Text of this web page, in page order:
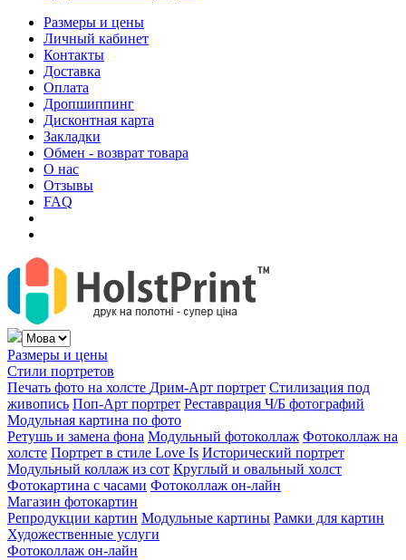
Размеры и цены
Личный кабинет
Контакты
Доставка
Оплата
Дропшиппинг
Дисконтная карта
Закладки
Обмен - возврат товара
О нас
Отзывы
FAQ
Размеры и цены
Стили портретов
Печать фото на холсте Дрим-Арт портрет Стилизация под
живопись Поп-Арт портрет Реставрация Ч/Б фотографий
Модульная картина по фото
Ретушь и замена фона Модульный фотоколлаж Фотоколлаж на
холсте Портрет в стиле Love Is Исторический портрет
Модульный коллаж из сот Круглый и овальный холст
Фотокартина с часами Фотоколлаж он-лайн
Магазин фотокартин
Репродукции картин Модульные картины Рамки для картин
Художественные услуги
Фотоколлаж он-лайн